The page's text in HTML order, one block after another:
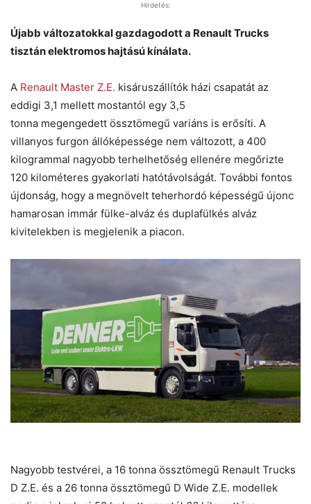
Hirdetés:
Újabb változatokkal gazdagodott a Renault Trucks
tisztán elektromos hajtású kínálata.
A Renault Master Z.E. kisáruszállítók házi csapatát az
eddigi 3,1 mellett mostantól egy 3,5
tonna megengedett össztömegű variáns is erősíti. A
villanyos furgon állóképessége nem változott, a 400
kilogrammal nagyobb terhelhetőség ellenére megőrizte
120 kilométeres gyakorlati hatótávolságát. További fontos
újdonság, hogy a megnövelt teherhordó képességű újonc
hamarosan immár fülke-alváz és duplafülkés alváz
kivitelekben is megjelenik a piacon.
Nagyobb testvérei, a 16 tonna össztömegű Renault Trucks
D Z.E. és a 26 tonna össztömegű D Wide Z.E. modellek